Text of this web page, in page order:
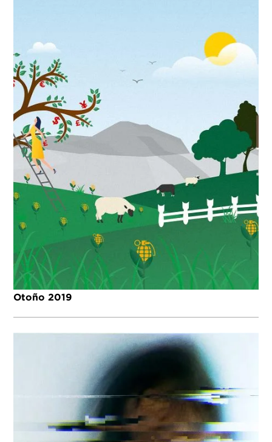
Otoño 2019